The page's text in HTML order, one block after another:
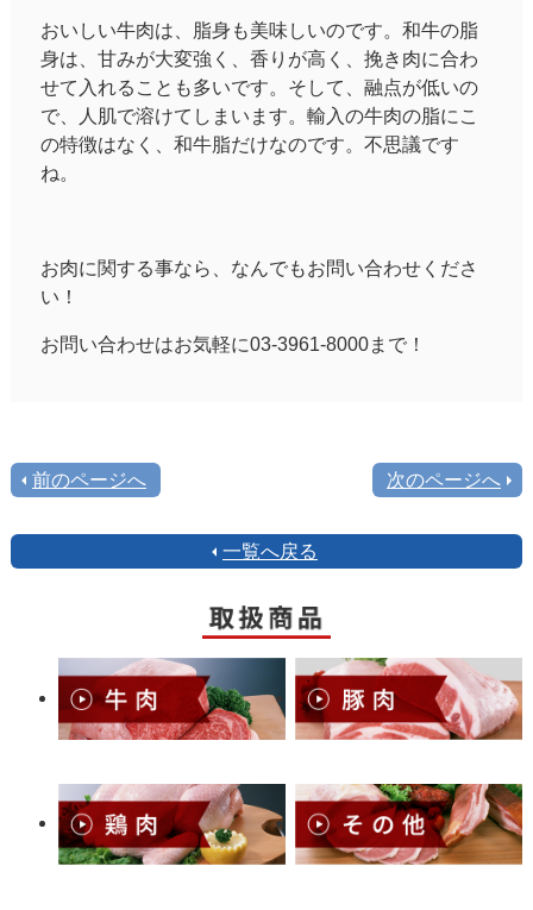
おいしい牛肉は、脂身も美味しいのです。和牛の脂
身は、甘みが大変強く、香りが高く、挽き肉に合わ
せて入れることも多いです。そして、融点が低いの
で、人肌で溶けてしまいます。輸入の牛肉の脂にこ
の特徴はなく、和牛脂だけなのです。不思議です
ね。
お肉に関する事なら、なんでもお問い合わせくださ
い！
お問い合わせはお気軽に03-3961-8000まで！
前のページへ 次のページへ
一覧へ戻る